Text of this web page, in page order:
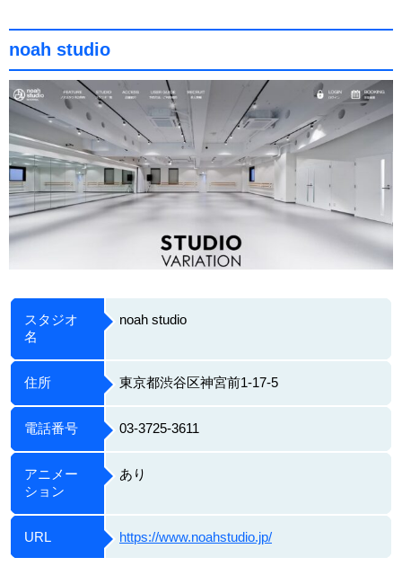
noah studio
スタジオ
名
noah studio
住所 東京都渋谷区神宮前1-17-5
電話番号 03-3725-3611
アニメー
ション
あり
URL https://www.noahstudio.jp/